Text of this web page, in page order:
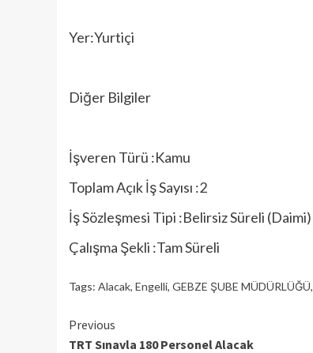
Yer:Yurtiçi
Diğer Bilgiler
İşveren Türü :Kamu
Toplam Açık İş Sayısı :2
İş Sözleşmesi Tipi :Belirsiz Süreli (Daimi)
Çalışma Şekli :Tam Süreli
Tags: Alacak, Engelli, GEBZE ŞUBE MÜDÜRLÜĞÜ,
Continue
Previous
TRT Sınavla 180 Personel Alacak